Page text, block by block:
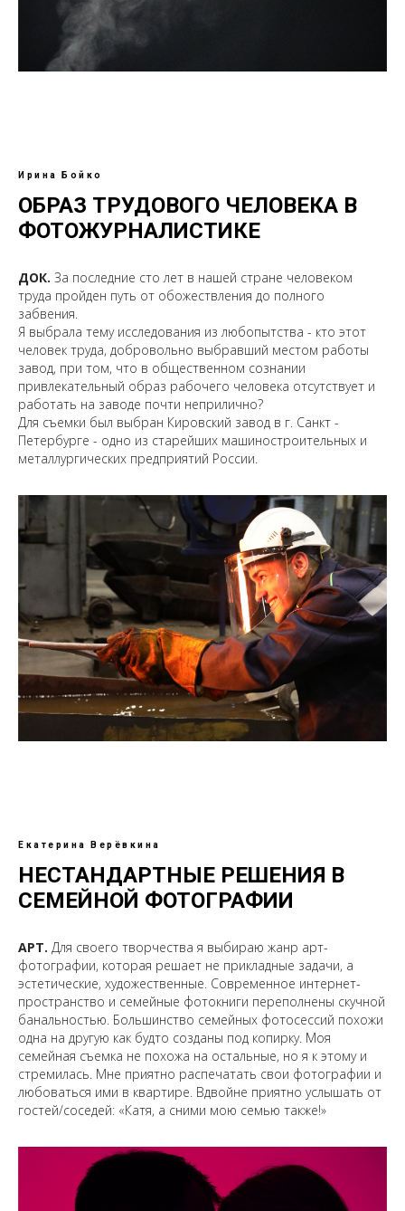
Ирина Бойко
ОБРАЗ ТРУДОВОГО ЧЕЛОВЕКА В
ФОТОЖУРНАЛИСТИКЕ
ДОК. За последние сто лет в нашей стране человеком
труда пройден путь от обожествления до полного
забвения.
Я выбрала тему исследования из любопытства - кто этот
человек труда, добровольно выбравший местом работы
завод, при том, что в общественном сознании
привлекательный образ рабочего человека отсутствует и
работать на заводе почти неприлично?
Для съемки был выбран Кировский завод в г. Санкт -
Петербурге - одно из старейших машиностроительных и
металлургических предприятий России.
Екатерина Верёвкина
НЕСТАНДАРТНЫЕ РЕШЕНИЯ В
СЕМЕЙНОЙ ФОТОГРАФИИ
АРТ. Для своего творчества я выбираю жанр арт-
фотографии, которая решает не прикладные задачи, а
эстетические, художественные. Современное интернет-
пространство и семейные фотокниги переполнены скучной
банальностью. Большинство семейных фотосессий похожи
одна на другую как будто созданы под копирку. Моя
семейная съемка не похожа на остальные, но я к этому и
стремилась. Мне приятно распечатать свои фотографии и
любоваться ими в квартире. Вдвойне приятно услышать от
гостей/соседей: «Катя, а сними мою семью также!»